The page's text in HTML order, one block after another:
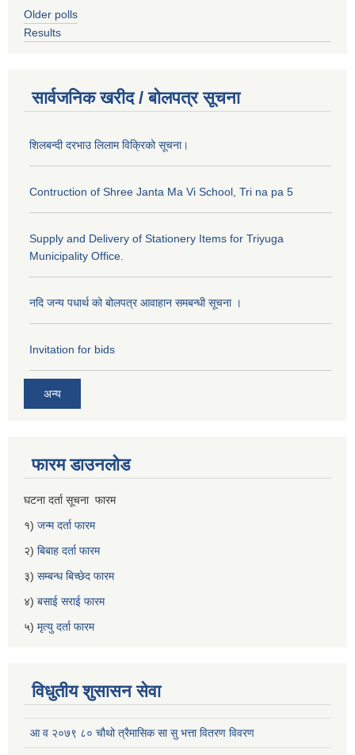
Older polls
Results
सार्वजनिक खरीद / बोलपत्र सूचना
शिलबन्दी दरभाउ लिलाम विक्रिको सूचना।
Contruction of Shree Janta Ma Vi School, Tri na pa 5
Supply and Delivery of Stationery Items for Triyuga
Municipality Office.
नदि जन्य पधार्थ को बोलपत्र आवाहान समबन्धी सूचना ।
Invitation for bids
अन्य
फारम डाउनलोड
घटना दर्ता सूचना फारम
१) जन्म दर्ता फारम
२) बिबाह दर्ता फारम
३) सम्बन्ध बिच्छेद फारम
४) बसाई सराई फारम
५) मृत्यु दर्ता फारम
विधुतीय शुसासन सेवा
आ व २०७९ ८० चौथो त्रैमासिक सा सु भत्ता वितरण विवरण